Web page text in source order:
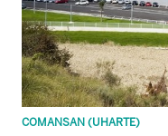
COMANSAN (UHARTE)